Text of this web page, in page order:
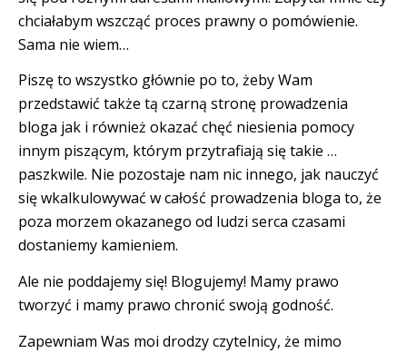
chciałabym wszcząć proces prawny o pomówienie.
Sama nie wiem…
Piszę to wszystko głównie po to, żeby Wam
przedstawić także tą czarną stronę prowadzenia
bloga jak i również okazać chęć niesienia pomocy
innym piszącym, którym przytrafiają się takie …
paszkwile. Nie pozostaje nam nic innego, jak nauczyć
się wkalkulowywać w całość prowadzenia bloga to, że
poza morzem okazanego od ludzi serca czasami
dostaniemy kamieniem.
Ale nie poddajemy się! Blogujemy! Mamy prawo
tworzyć i mamy prawo chronić swoją godność.
Zapewniam Was moi drodzy czytelnicy, że mimo